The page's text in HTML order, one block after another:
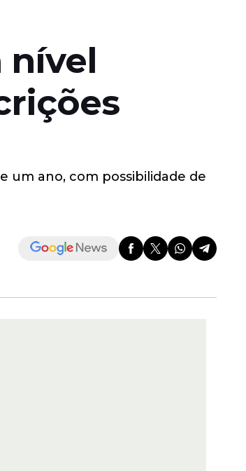
nível
um ano, com possibilidade de